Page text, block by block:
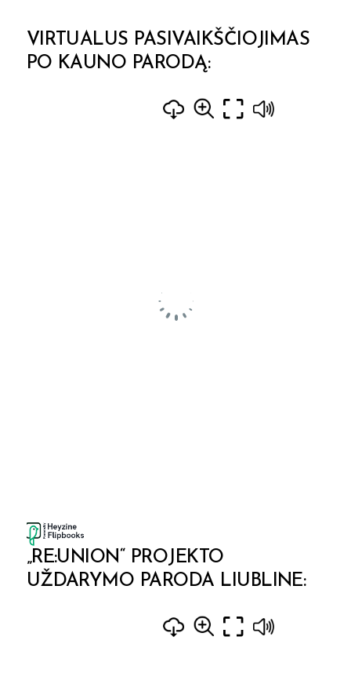
VIRTUALUS PASIVAIKŠČIOJIMAS
PO KAUNO PARODĄ:
„RE:UNION“ PROJEKTO
UŽDARYMO PARODA LIUBLINE: